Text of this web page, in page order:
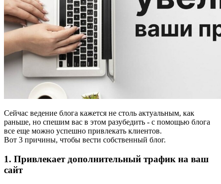
Сейчас ведение блога кажется не столь актуальным, как
раньше, но спешим вас в этом разубедить - с помощью блога
все еще можно успешно привлекать клиентов.
Вот 3 причины, чтобы вести собственный блог.
1. Привлекает дополнительный трафик на ваш
сайт